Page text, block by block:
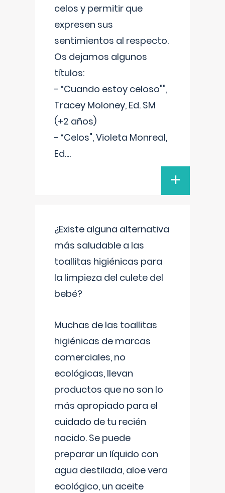
celos y permitir que
expresen sus
sentimientos al respecto.
Os dejamos algunos
títulos:
- “Cuando estoy celoso"",
Tracey Moloney, Ed. SM
(+2 años)
- “Celos", Violeta Monreal,
Ed....
+
¿Existe alguna alternativa
más saludable a las
toallitas higiénicas para
la limpieza del culete del
bebé?
Muchas de las toallitas
higiénicas de marcas
comerciales, no
ecológicas, llevan
productos que no son lo
más apropiado para el
cuidado de tu recién
nacido. Se puede
preparar un líquido con
agua destilada, aloe vera
ecológico, un aceite